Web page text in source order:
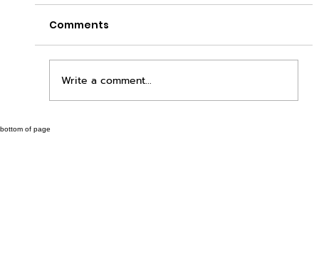
Comments
Write a comment...
bottom of page